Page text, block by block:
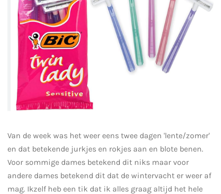
Van de week was het weer eens twee dagen 'lente/zomer'
en dat betekende jurkjes en rokjes aan en blote benen.
Voor sommige dames betekend dit niks maar voor
andere dames betekend dit dat de wintervacht er weer af
mag. Ikzelf heb een tik dat ik alles graag altijd het hele